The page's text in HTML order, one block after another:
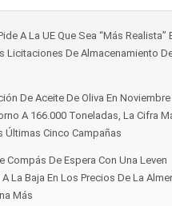
A La UE Que Sea “más Realista”
Licitaciones De Almacenamiento
De Aceite De Oliva En
A 166.000 Toneladas, La Cifra
Últimas Cinco Campañas
Compás De Espera Con Una Leven
La Baja En Los Precios De La
Más